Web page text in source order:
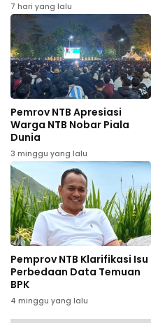
7 hari yang lalu
Pemrov NTB Apresiasi
Warga NTB Nobar Piala
Dunia
3 minggu yang lalu
Pemprov NTB Klarifikasi Isu
Perbedaan Data Temuan
BPK
4 minggu yang lalu